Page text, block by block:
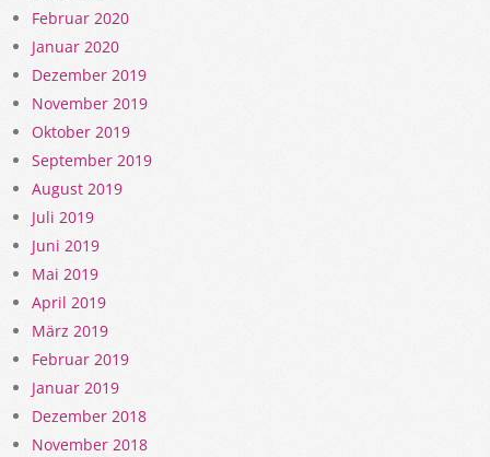
Februar 2020
Januar 2020
Dezember 2019
November 2019
Oktober 2019
September 2019
August 2019
Juli 2019
Juni 2019
Mai 2019
April 2019
März 2019
Februar 2019
Januar 2019
Dezember 2018
November 2018